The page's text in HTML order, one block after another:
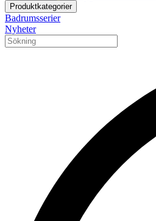
Produktkategorier
Badrumsserier
Nyheter